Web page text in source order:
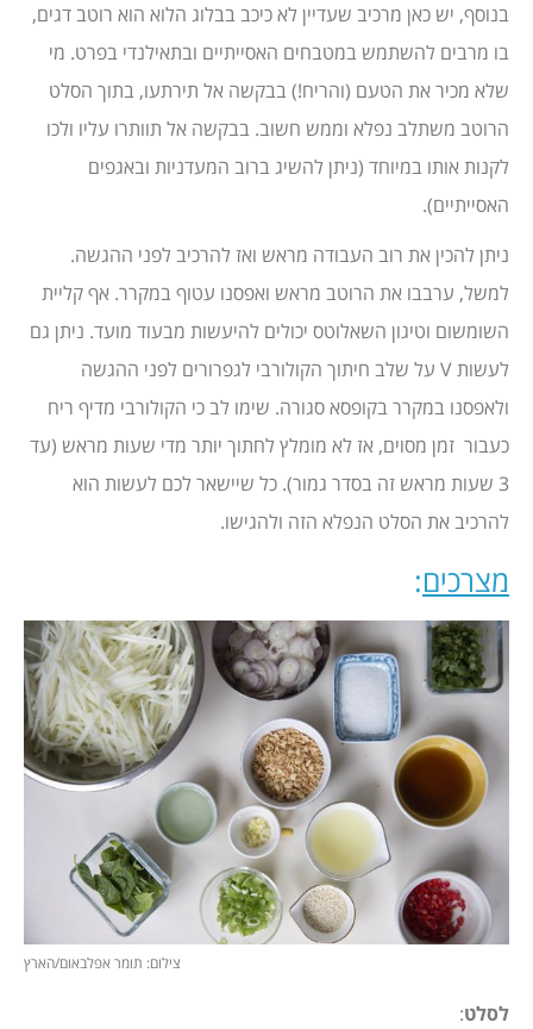
בנוסף, יש כאן מרכיב שעדיין לא כיכב בבלוג הלוא הוא רוטב דגים,
בו מרבים להשתמש במטבחים האסייתיים ובתאילנדי בפרט. מי
שלא מכיר את הטעם (והריח!) בבקשה אל תירתעו, בתוך הסלט
הרוטב משתלב נפלא וממש חשוב. בבקשה אל תוותרו עליו ולכו
לקנות אותו במיוחד (ניתן להשיג ברוב המעדניות ובאגפים
האסייתיים).
ניתן להכין את רוב העבודה מראש ואז להרכיב לפני ההגשה.
למשל, ערבבו את הרוטב מראש ואפסנו עטוף במקרר. אף קליית
השומשום וטיגון השאלוטס יכולים להיעשות מבעוד מועד. ניתן גם
לעשות V על שלב חיתוך הקולורבי לגפרורים לפני ההגשה
ולאפסנו במקרר בקופסא סגורה. שימו לב כי הקולורבי מדיף ריח
כעבור זמן מסוים, אז לא מומלץ לחתוך יותר מדי שעות מראש (עד
3 שעות מראש זה בסדר גמור). כל שיישאר לכם לעשות הוא
להרכיב את הסלט הנפלא הזה ולהגישו.
מצרכים:
צילום: תומר אפלבאום/הארץ
לסלט: